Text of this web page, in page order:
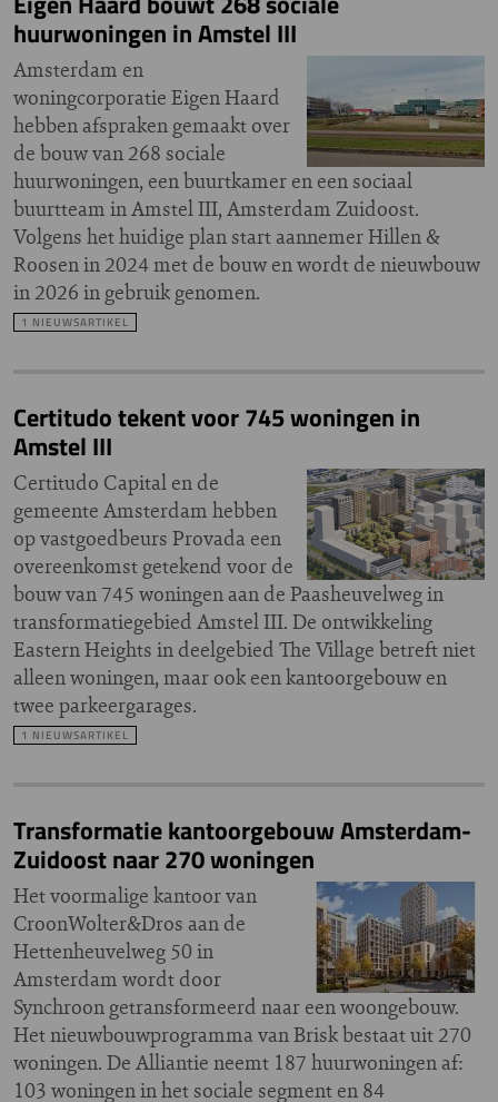
huurwoningen in Amstel III
Amsterdam en
woningcorporatie Eigen Haard
hebben afspraken gemaakt over
de bouw van 268 sociale
huurwoningen, een buurtkamer en een sociaal
buurtteam in Amstel III, Amsterdam Zuidoost.
Volgens het huidige plan start aannemer Hillen &
Roosen in 2024 met de bouw en wordt de nieuwbouw
in 2026 in gebruik genomen.
1 NIEUWSARTIKEL
Certitudo tekent voor 745 woningen in
Amstel III
Certitudo Capital en de
gemeente Amsterdam hebben
op vastgoedbeurs Provada een
overeenkomst getekend voor de
bouw van 745 woningen aan de Paasheuvelweg in
transformatiegebied Amstel III. De ontwikkeling
Eastern Heights in deelgebied The Village betreft niet
alleen woningen, maar ook een kantoorgebouw en
twee parkeergarages.
1 NIEUWSARTIKEL
Transformatie kantoorgebouw Amsterdam-
Zuidoost naar 270 woningen
Het voormalige kantoor van
CroonWolter&Dros aan de
Hettenheuvelweg 50 in
Amsterdam wordt door
Synchroon getransformeerd naar een woongebouw.
Het nieuwbouwprogramma van Brisk bestaat uit 270
woningen. De Alliantie neemt 187 huurwoningen af:
103 woningen in het sociale segment en 84